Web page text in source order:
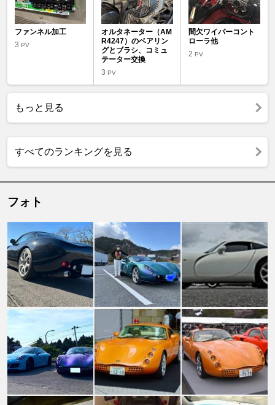
ファンネル加工
3 PV
オルタネーター（AM
R4247）のベアリン
グとブラシ、コミュ
テーター交換
3PV
間欠ワイパーコント
ローラ他
2 PV
もっと見る
すべてのランキングを見る
フォト